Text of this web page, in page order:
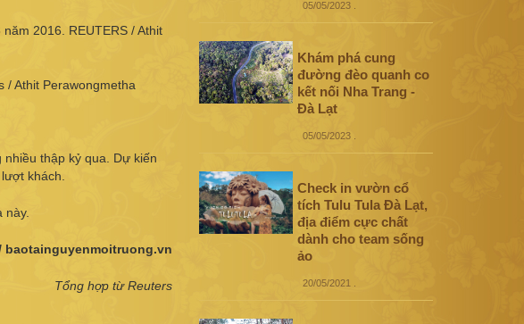
/ Athit Perawongmetha
thập kỷ qua. Dự kiến
khách.
này.
baotainguyenmoitruong.vn
Tổng hợp từ Reuters
05/05/2023.
Khám phá cung
đường đèo quanh co
kết nối Nha Trang -
Đà Lạt
05/05/2023.
Check in vườn cổ
tích Tulu Tula Đà Lạt,
địa điểm cực chất
dành cho team sống
ảo
20/05/2021